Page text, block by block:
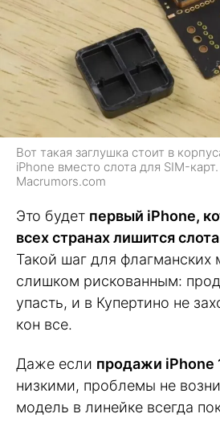
Вот такая заглушка стоит в
iPhone вместо слота для SIM-
Macrumors.com
Это будет первый iPhone,
всех странах лишится
Такой шаг для
слишком рискованным:
упасть, и в Купертино не
кон все.
Даже если продажи iPhone
низкими, проблемы не
модель в линейке всегда